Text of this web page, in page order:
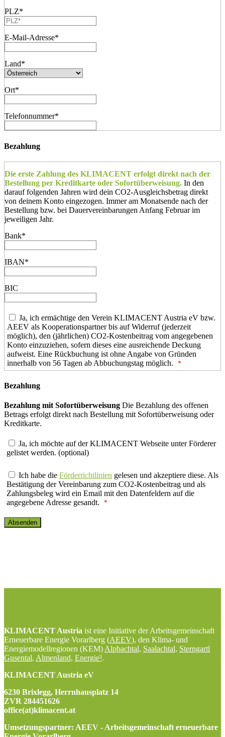
PLZ*
E-Mail-Adresse*
Land*
Ort*
Telefonnummer*
Bezahlung
Die erste Zahlung des KLIMACENT erfolgt direkt nach der
Bestellung per Kreditkarte oder Sofortüberweisung. In den
darauf folgenden Jahren wird dein CO2-Ausgleichsbetrag direkt
von deinem Konto eingezogen. Immer am Monatsende nach der
Bestellung bzw. bei Dauervereinbarungen Anfang Februar im
jeweiligen Jahr.
Bank*
IBAN*
BIC
Ja, ich ermächtige den Verein KLIMACENT Austria eV bzw.
AEEV als Kooperationspartner bis auf Widerruf (jederzeit
möglich), den (jährlichen) CO2-Kostenbeitrag vom angegebenen
Konto einzuziehen, sofern dieses eine ausreichende Deckung
aufweist. Eine Rückbuchung ist ohne Angabe von Gründen
innerhalb von 56 Tagen ab Abbuchungstag möglich.
Bezahlung
Bezahlung mit Sofortüberweisung Die Bezahlung des offenen
Betrags erfolgt direkt nach Bestellung mit Sofortüberweisung oder
Kreditkarte.
Ja, ich möchte auf der KLIMACENT Webseite unter Förderer
gelistet werden. (optional)
Ich habe die Förderrichtlinien gelesen und akzeptiere diese. Als
Bestätigung der Vereinbarung zum CO2-Kostenbeitrag und als
Zahlungsbeleg wird ein Email mit den Datenfeldern auf die
angegebene Adresse gesandt.
Absenden
KLIMACENT Austria ist eine Initiative der Arbeitsgemeinschaft
Erneuerbare Energie Vorarlberg (AEEV), den Klima- und
Energiemodellregionen (KEM)Alpbachtal, Saalachtal, Sterngartl
Gusental, Almenland, Energie³.
KLIMACENT Austria eV
6230 Brixlegg, Herrnhausplatz 14
ZVR 284451626
office(at)klimacent.at
Umsetzungspartner: AEEV - Arbeitsgemeinschaft erneuerbare